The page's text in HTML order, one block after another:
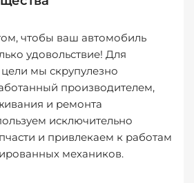
чтобы ваш автомобиль
удовольствие! Для
мы скрупулезно
производителем,
и ремонта
исключительно
и привлекаем к работам
механиков.